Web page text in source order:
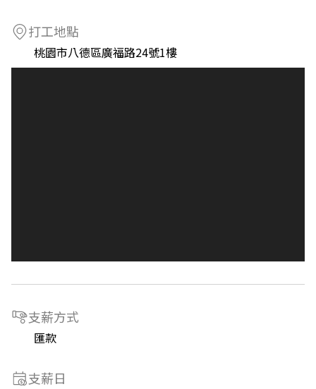
打工地點
桃園市八德區廣福路24號1樓
支薪方式
匯款
支薪日